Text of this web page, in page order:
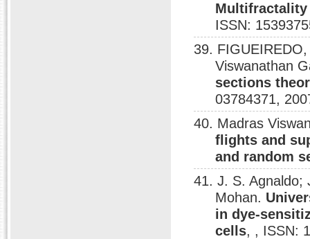
ISSN:
39.
Viswanathan
sections
03784371,
40. Madras
flights and
and random
41. J. S. Agnaldo;
Mohan.
in dye-
cells, , ISSN: